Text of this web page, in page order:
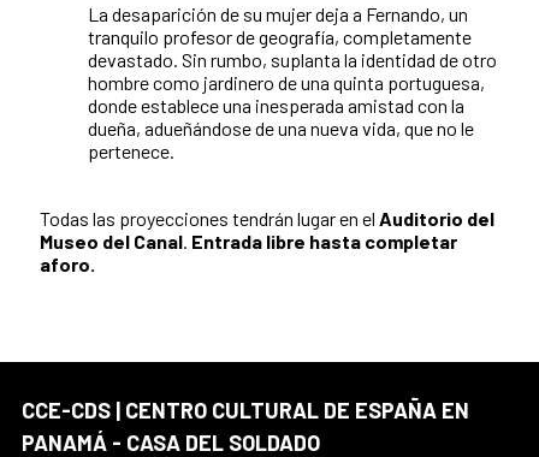
La desaparición de su mujer deja a Fernando, un
tranquilo profesor de geografía, completamente
devastado. Sin rumbo, suplanta la identidad de otro
hombre como jardinero de una quinta portuguesa,
donde establece una inesperada amistad con la
dueña, adueñándose de una nueva vida, que no le
pertenece.
Todas las proyecciones tendrán lugar en el Auditorio del
Museo del Canal. Entrada libre hasta completar
aforo.
CCE-CDS | CENTRO CULTURAL DE ESPAÑA EN
PANAMÁ - CASA DEL SOLDADO